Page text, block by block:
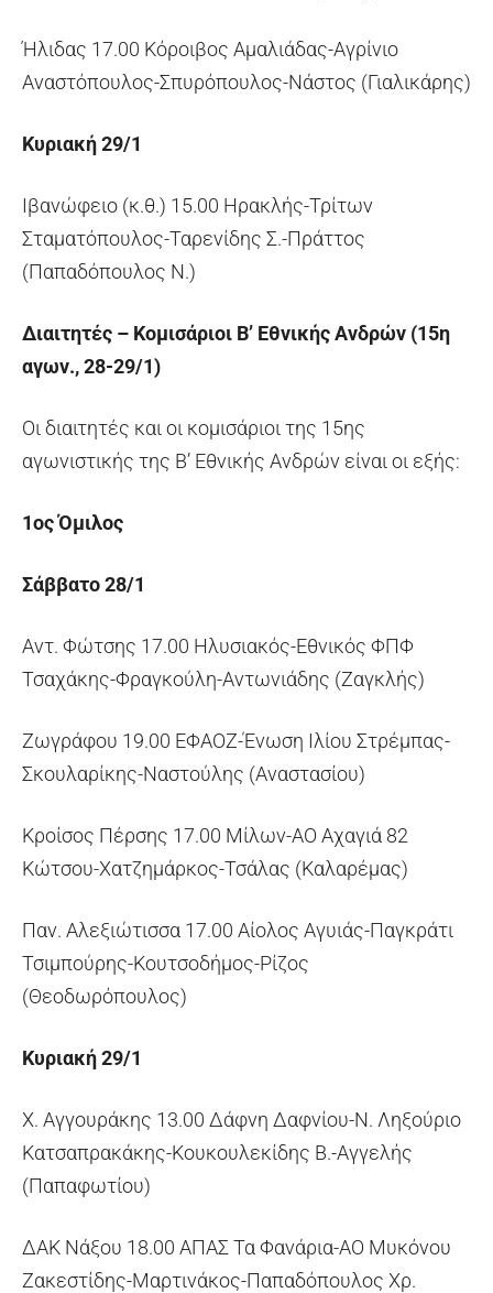
Ήλιδας 17.00 Κόροιβος Αμαλιάδας-Αγρίνιο
Αναστόπουλος-Σπυρόπουλος-Νάστος (Γιαλικάρης)
Κυριακή 29/1
Ιβανώφειο (κ.θ.) 15.00 Ηρακλής-Τρίτων
Σταματόπουλος-Ταρενίδης Σ.-Πράττος
(Παπαδόπουλος Ν.)
Διαιτητές – Κομισάριοι Β’ Εθνικής Ανδρών (15η
αγων., 28-29/1)
Οι διαιτητές και οι κομισάριοι της 15ης
αγωνιστικής της Β’ Εθνικής Ανδρών είναι οι εξής:
1ος Όμιλος
Σάββατο 28/1
Αντ. Φώτσης 17.00 Ηλυσιακός-Εθνικός ΦΠΦ
Τσαχάκης-Φραγκούλη-Αντωνιάδης (Ζαγκλής)
Ζωγράφου 19.00 ΕΦΑΟΖ-Ένωση Ιλίου Στρέμπας-
Σκουλαρίκης-Ναστούλης (Αναστασίου)
Κροίσος Πέρσης 17.00 Μίλων-ΑΟ Αχαγιά 82
Κώτσου-Χατζημάρκος-Τσάλας (Καλαρέμας)
Παν. Αλεξιώτισσα 17.00 Αίολος Αγυιάς-Παγκράτι
Τσιμπούρης-Κουτσοδήμος-Ρίζος
(Θεοδωρόπουλος)
Κυριακή 29/1
Χ. Αγγουράκης 13.00 Δάφνη Δαφνίου-Ν. Ληξούριο
Κατσαπρακάκης-Κουκουλεκίδης Β.-Αγγελής
(Παπαφωτίου)
ΔΑΚ Νάξου 18.00 ΑΠΑΣ Τα Φανάρια-ΑΟ Μυκόνου
Ζακεστίδης-Μαρτινάκος-Παπαδόπουλος Χρ.